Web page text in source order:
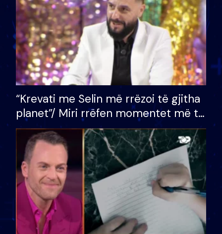
“Krevati me Selin më rrëzoi të gjitha
planet”/ Miri rrëfen momentet më të
bukura në shtëpinë e BB VIP: Do më
mungojë zilja e mëngjesit kur…